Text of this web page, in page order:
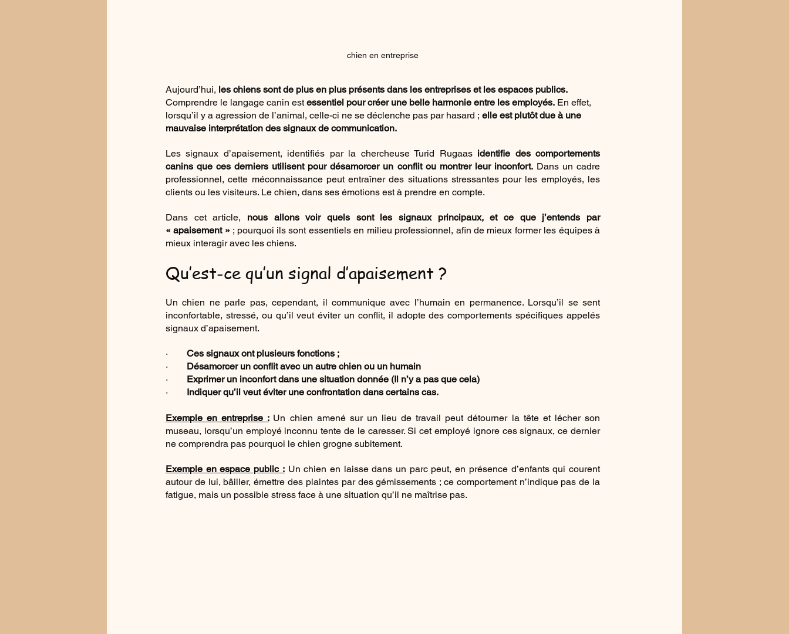
chien en entreprise
Aujourd’hui, les chiens sont de plus en plus présents dans les entreprises et les espaces publics.
Comprendre le langage canin est essentiel pour créer une belle harmonie entre les employés. En effet,
lorsqu’il y a agression de l’animal, celle-ci ne se déclenche pas par hasard ; elle est plutôt due à une
mauvaise interprétation des signaux de communication.
Les signaux d’apaisement, identifiés par la chercheuse Turid Rugaas identifie des comportements
canins que ces derniers utilisent pour désamorcer un conflit ou montrer leur inconfort. Dans un cadre
professionnel, cette méconnaissance peut entraîner des situations stressantes pour les employés, les
clients ou les visiteurs. Le chien, dans ses émotions est à prendre en compte.
Dans cet article, nous allons voir quels sont les signaux principaux, et ce que j’entends par
« apaisement » ; pourquoi ils sont essentiels en milieu professionnel, afin de mieux former les équipes à
mieux interagir avec les chiens.
Qu’est-ce qu’un signal d’apaisement ?
Un chien ne parle pas, cependant, il communique avec l’humain en permanence. Lorsqu’il se sent
inconfortable, stressé, ou qu’il veut éviter un conflit, il adopte des comportements spécifiques appelés
signaux d’apaisement.
· Ces signaux ont plusieurs fonctions ;
· Désamorcer un conflit avec un autre chien ou un humain
· Exprimer un inconfort dans une situation donnée (Il n’y a pas que cela)
· Indiquer qu’il veut éviter une confrontation dans certains cas.
Exemple en entreprise : Un chien amené sur un lieu de travail peut détourner la tête et lécher son
museau, lorsqu’un employé inconnu tente de le caresser. Si cet employé ignore ces signaux, ce dernier
ne comprendra pas pourquoi le chien grogne subitement.
Exemple en espace public : Un chien en laisse dans un parc peut, en présence d’enfants qui courent
autour de lui, bâiller, émettre des plaintes par des gémissements ; ce comportement n’indique pas de la
fatigue, mais un possible stress face à une situation qu’il ne maîtrise pas.